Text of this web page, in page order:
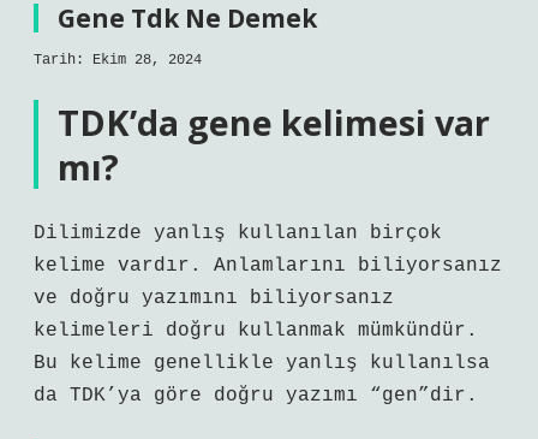
Gene Tdk Ne Demek
Tarih: Ekim 28, 2024
TDK’da gene kelimesi var
mı?
Dilimizde yanlış kullanılan birçok
kelime vardır. Anlamlarını biliyorsanız
ve doğru yazımını biliyorsanız
kelimeleri doğru kullanmak mümkündür.
Bu kelime genellikle yanlış kullanılsa
da TDK’ya göre doğru yazımı “gen”dir.